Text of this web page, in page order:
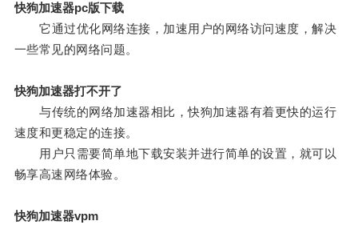
快狗加速器pc版下载
它通过优化网络连接，加速用户的网络访问速度，解决
一些常见的网络问题。
快狗加速器打不开了
与传统的网络加速器相比，快狗加速器有着更快的运行
速度和更稳定的连接。
用户只需要简单地下载安装并进行简单的设置，就可以
畅享高速网络体验。
快狗加速器vpm